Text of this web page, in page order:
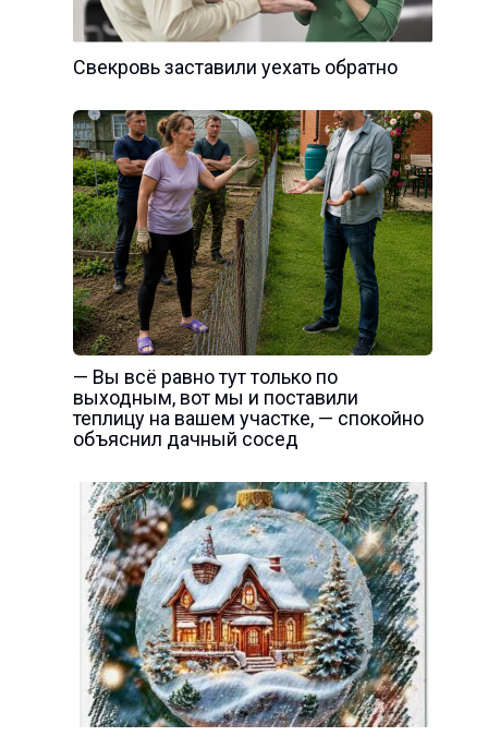
Свекровь заставили уехать обратно
— Вы всё равно тут только по
выходным, вот мы и поставили
теплицу на вашем участке, — спокойно
объяснил дачный сосед